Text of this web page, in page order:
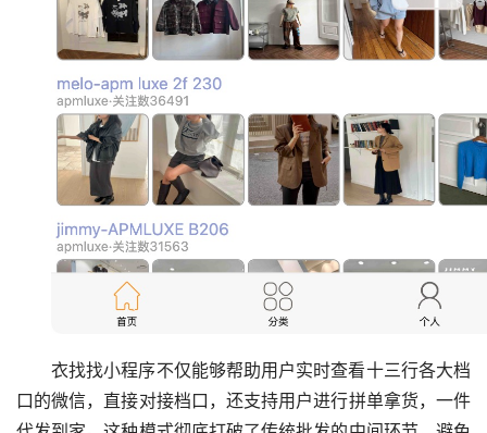
衣找找小程序不仅能够帮助用户实时查看十三行各大档
口的微信，直接对接档口，还支持用户进行拼单拿货，一件